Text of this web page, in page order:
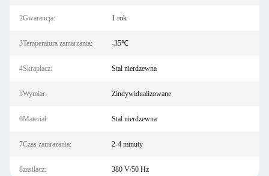
2Gwarancja: 1 rok
3Temperatura zamarzania: -35℃
4Skraplacz: Stal nierdzewna
5Wymiar: Zindywidualizowane
6Materiał: Stal nierdzewna
7Czas zamrażania: 2-4 minuty
8zasilacz: 380 V/50 Hz